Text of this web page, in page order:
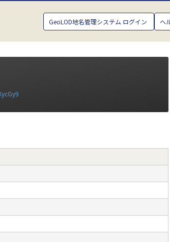
GeoLOD地名管理システム ログイン ヘ